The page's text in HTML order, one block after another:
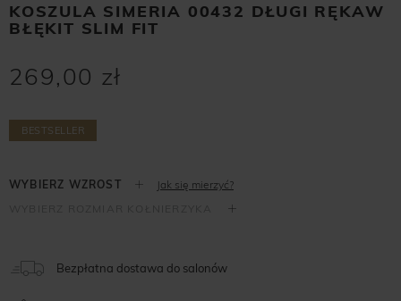
KOSZULA SIMERIA 00432 DŁUGI RĘKAW
BŁĘKIT SLIM FIT
269,00 zł
BESTSELLER
Jak się mierzyć?
Bezpłatna dostawa do salonów